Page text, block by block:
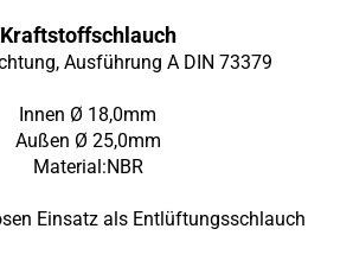
Kraftstoffschlauch
Ausführung A DIN 73379
Innen Ø 18,0mm
Außen Ø 25,0mm
Material:NBR
Einsatz als Entlüftungsschlauch